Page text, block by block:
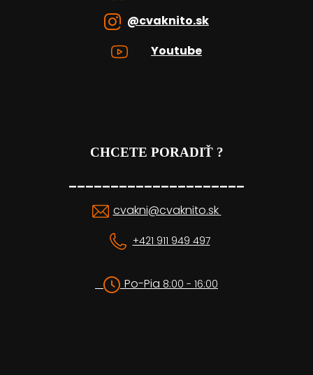
@cvaknito.sk
Youtube
CHCETE PORADIŤ ?
_____________________
cvakni@cvaknito.sk
+421 911 949 497
Po-Pia 8:00 - 16:00